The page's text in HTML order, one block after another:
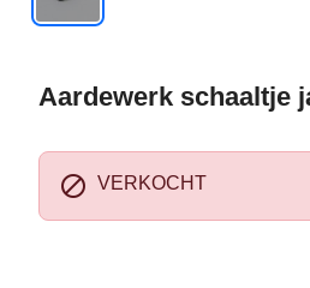
Aardewerk schaaltje
 VERKOCHT